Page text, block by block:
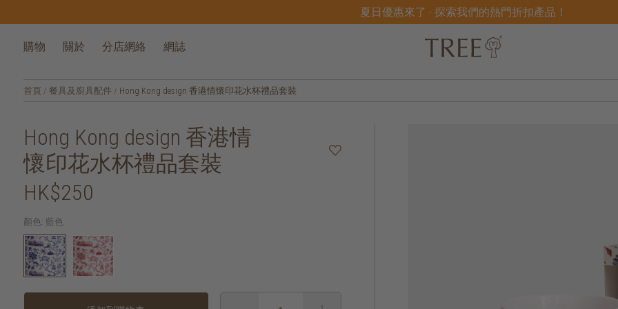
夏日優惠來了 - 探索我們的熱門折扣產品！
購物 關於 分店網絡 網誌
首頁 / 餐具及廚具配件 / Hong Kong design 香港情懷印花水杯禮品套裝
Hong Kong design 香港情
懷印花水杯禮品套裝
HK$250
顏色: 藍色